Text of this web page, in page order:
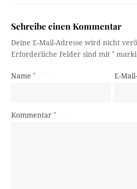
Schreibe einen Kommentar
Deine E-Mail-Adresse wird nicht
Erforderliche Felder sind mit*
Name* E-
Kommentar*